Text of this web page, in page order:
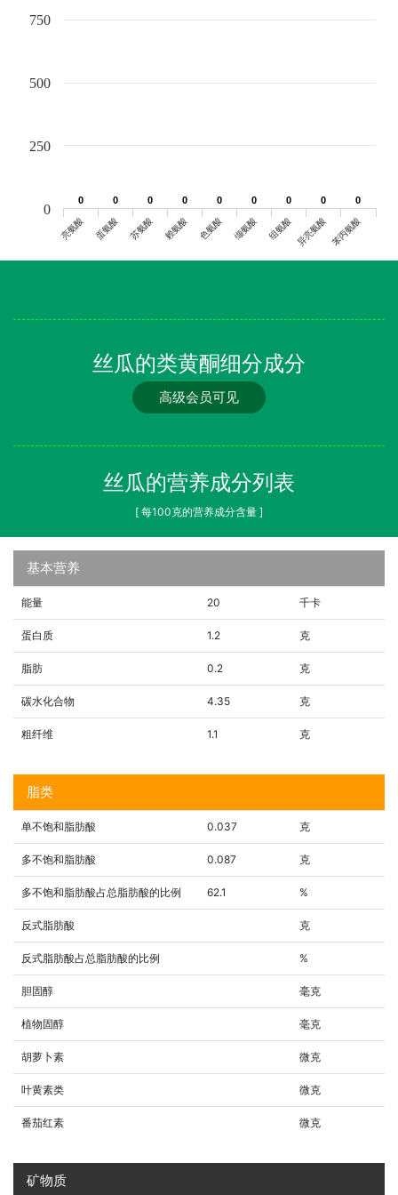
0
0 0
0 0
0 0
0 0
0 0
0 0
0 0
0 0
0
亮氨酸 蛋氨酸 苏氨酸 赖氨酸 色氨酸 缬氨酸 组氨酸 异亮氨酸苯丙氨酸
0
250
500
750
丝瓜的类黄酮细分成分
高级会员可见
丝瓜的营养成分列表
[ 每100克的营养成分含量 ]
基本营养
能量 20 千卡
蛋白质 1.2 克
脂肪 0.2 克
碳水化合物 4.35 克
粗纤维 1.1 克
脂类
单不饱和脂肪酸 0.037 克
多不饱和脂肪酸 0.087 克
多不饱和脂肪酸占总脂肪酸的比例 62.1 %
反式脂肪酸 克
反式脂肪酸占总脂肪酸的比例 %
胆固醇 毫克
植物固醇 毫克
胡萝卜素 微克
叶黄素类 微克
番茄红素 微克
矿物质